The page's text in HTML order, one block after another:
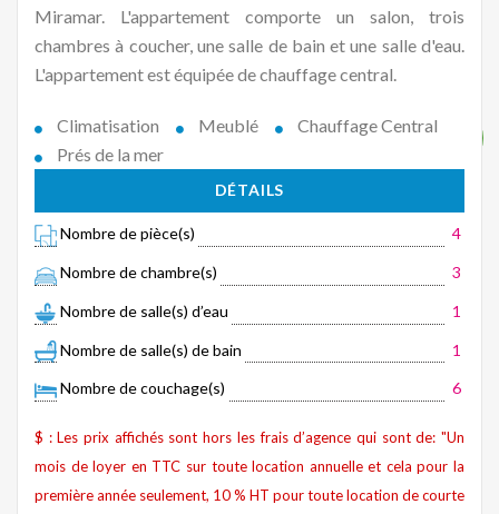
Miramar. L'appartement comporte un salon, trois
chambres à coucher, une salle de bain et une salle d'eau.
L'appartement est équipée de chauffage central.
Climatisation Meublé
Chauffage Central
Prés de la mer
DÉTAILS
Nombre de pièce(s) 4
Nombre de chambre(s) 3
Nombre de salle(s) d’eau 1
Nombre de salle(s) de bain 1
Nombre de couchage(s) 6
$ : Les prix affichés sont hors les frais d’agence qui sont de: "Un
mois de loyer en TTC sur toute location annuelle et cela pour la
première année seulement, 10 % HT pour toute location de courte